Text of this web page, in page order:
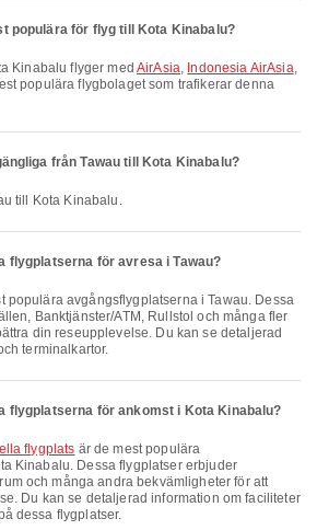
populära för flyg till Kota Kinabalu?
Kinabalu flyger medAirAsia, Indonesia AirAsia,
populära flygbolaget som trafikerar denna
från Tawau till Kota Kinabalu?
till Kota Kinabalu.
flygplatserna för avresa i Tawau?
populära avgångsflygplatserna i Tawau. Dessa
Banktjänster/ATM, Rullstol och många fler
din reseupplevelse. Du kan se detaljerad
terminalkartor.
flygplatserna för ankomst i Kota Kinabalu?
flygplats är de mest populära
Kinabalu. Dessa flygplatser erbjuder
och många andra bekvämligheter för att
Du kan se detaljerad information om faciliteter
dessa flygplatser.